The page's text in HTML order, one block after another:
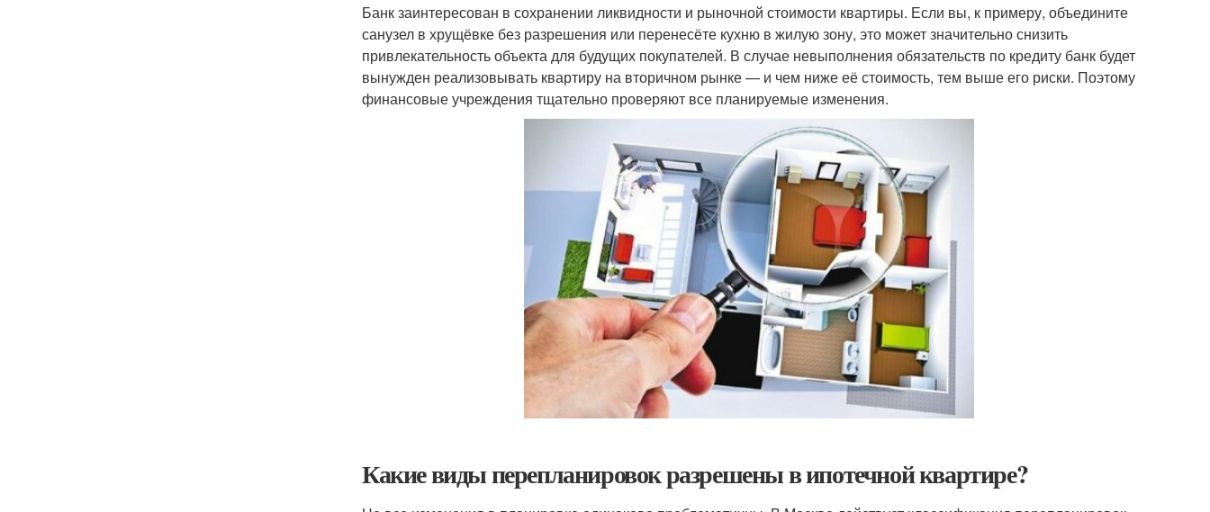
Банк заинтересован в сохранении ликвидности и рыночной стоимости квартиры. Если вы, к примеру, объедините
санузел в хрущёвке без разрешения или перенесёте кухню в жилую зону, это может значительно снизить
привлекательность объекта для будущих покупателей. В случае невыполнения обязательств по кредиту банк будет
вынужден реализовывать квартиру на вторичном рынке — и чем ниже её стоимость, тем выше его риски. Поэтому
финансовые учреждения тщательно проверяют все планируемые изменения.
Какие виды перепланировок разрешены в ипотечной квартире?